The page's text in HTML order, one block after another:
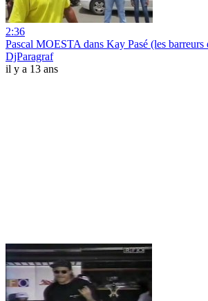
2:36
Pascal MOESTA dans Kay Pasé (les barreurs
DjParagraf
il y a 13 ans